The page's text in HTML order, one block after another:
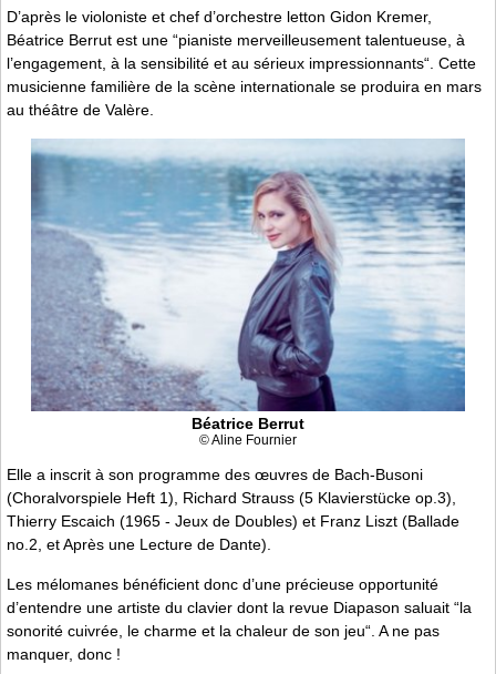
D’après le violoniste et chef d’orchestre letton Gidon Kremer,
Béatrice Berrut est une “pianiste merveilleusement talentueuse, à
l’engagement, à la sensibilité et au sérieux impressionnants“. Cette
musicienne familière de la scène internationale se produira en mars
au théâtre de Valère.
Béatrice Berrut
© Aline Fournier
Elle a inscrit à son programme des œuvres de Bach-Busoni
(Choralvorspiele Heft 1), Richard Strauss (5 Klavierstücke op.3),
Thierry Escaich (1965 - Jeux de Doubles) et Franz Liszt (Ballade
no.2, et Après une Lecture de Dante).
Les mélomanes bénéficient donc d’une précieuse opportunité
d’entendre une artiste du clavier dont la revue Diapason saluait “la
sonorité cuivrée, le charme et la chaleur de son jeu“. A ne pas
manquer, donc !